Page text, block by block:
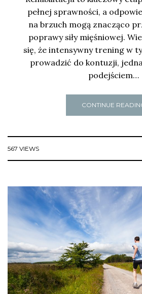
pełnej sprawności, a
na brzuch mogą znacząco
poprawy siły mięśniowej.
się, że intensywny trening w
prowadzić do kontuzji,
podejściem…
CONTINUE
567 VIEWS